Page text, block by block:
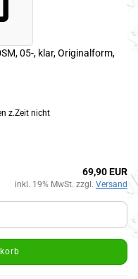
05-, klar, Originalform,
z.Zeit nicht
69,90 EUR
inkl. 19% MwSt. zzgl. Versand